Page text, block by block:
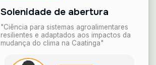
Solenidade de abertura
"Ciência para sistemas agroalimentares
resilientes e adaptados aos impactos da
mudança do clima na Caatinga"